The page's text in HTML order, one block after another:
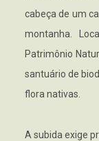
cabeça de um
montanha.
Patrimônio
santuário de
flora nativas.
A subida exige